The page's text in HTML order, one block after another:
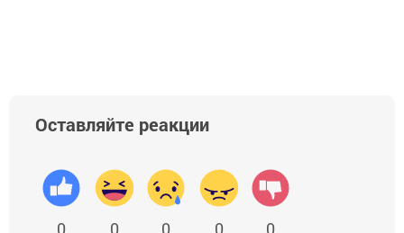
Оставляйте реакции